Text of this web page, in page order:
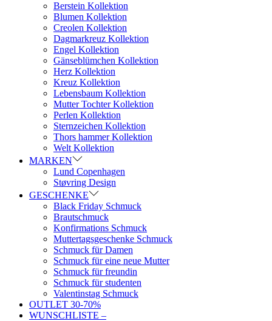
Berstein Kollektion
Blumen Kollektion
Creolen Kollektion
Dagmarkreuz Kollektion
Engel Kollektion
Gänseblümchen Kollektion
Herz Kollektion
Kreuz Kollektion
Lebensbaum Kollektion
Mutter Tochter Kollektion
Perlen Kollektion
Sternzeichen Kollektion
Thors hammer Kollektion
Welt Kollektion
MARKEN
Lund Copenhagen
Støvring Design
GESCHENKE
Black Friday Schmuck
Brautschmuck
Konfirmations Schmuck
Muttertagsgeschenke Schmuck
Schmuck für Damen
Schmuck für eine neue Mutter
Schmuck für freundin
Schmuck für studenten
Valentinstag Schmuck
OUTLET 30-70%
WUNSCHLISTE –